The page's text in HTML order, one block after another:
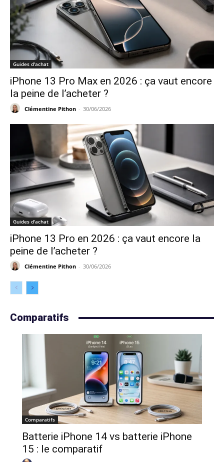
Guides d'achat
iPhone 13 Pro Max en 2026 : ça vaut encore
la peine de l’acheter ?
Clémentine Pithon - 30/06/2026
Guides d'achat
iPhone 13 Pro en 2026 : ça vaut encore la
peine de l’acheter ?
Clémentine Pithon - 30/06/2026
Comparatifs
Comparatifs
Batterie iPhone 14 vs batterie iPhone
15 : le comparatif